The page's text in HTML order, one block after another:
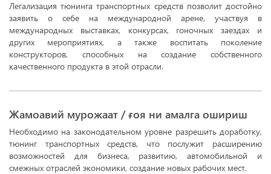
Легализация тюнинга транспортных средств позволит достойно
заявить о себе на международной арене, участвуя в
международных выставках, конкурсах, гоночных заездах и
других мероприятиях, а также воспитать поколение
конструкторов, способных на создание собственного
качественного продукта в этой отрасли.
Жамоавий мурожаат / ғоя ни амалга ошириш
Необходимо на законодательном уровне разрешить доработку,
тюнинг транспортных средств, что послужит расширению
возможностей для бизнеса, развитию, автомобильной и
смежных отраслей экономики, создание новых рабочих мест.